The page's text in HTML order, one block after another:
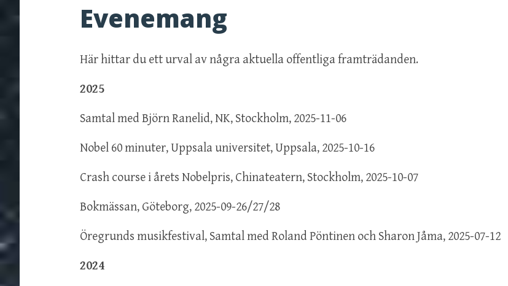
Evenemang
Här hittar du ett urval av några aktuella offentliga framträdanden.
2025
Samtal med Björn Ranelid, NK, Stockholm, 2025-11-06
Nobel 60 minuter, Uppsala universitet, Uppsala, 2025-10-16
Crash course i årets Nobelpris, Chinateatern, Stockholm, 2025-10-07
Bokmässan, Göteborg, 2025-09-26/27/28
Öregrunds musikfestival, Samtal med Roland Pöntinen och Sharon Jåma, 2025-07-12
2024